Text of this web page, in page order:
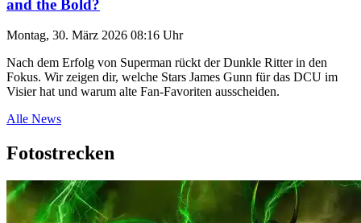
and the Bold?
Montag, 30. März 2026 08:16 Uhr
Nach dem Erfolg von Superman rückt der Dunkle Ritter in den
Fokus. Wir zeigen dir, welche Stars James Gunn für das DCU im
Visier hat und warum alte Fan-Favoriten ausscheiden.
Alle News
Fotostrecken